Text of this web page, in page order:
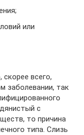
или
скорее всего,
заболевании, так
с
то причина
типа. Слизь